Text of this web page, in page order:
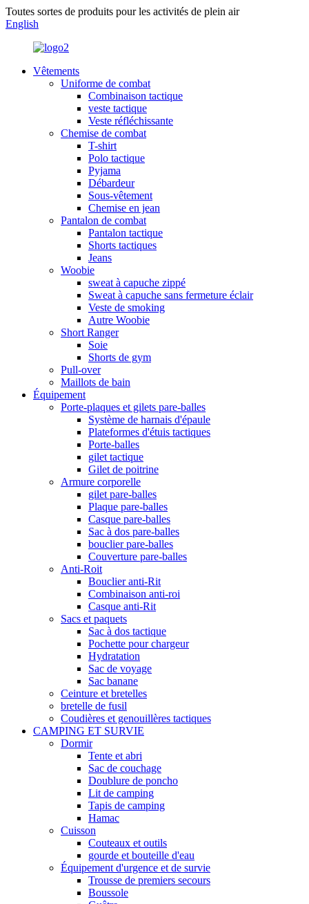
Toutes sortes de produits pour les activités de plein air
English
Vêtements
Uniforme de combat
Combinaison tactique
veste tactique
Veste réfléchissante
Chemise de combat
T-shirt
Polo tactique
Pyjama
Débardeur
Sous-vêtement
Chemise en jean
Pantalon de combat
Pantalon tactique
Shorts tactiques
Jeans
Woobie
sweat à capuche zippé
Sweat à capuche sans fermeture éclair
Veste de smoking
Autre Woobie
Short Ranger
Soie
Shorts de gym
Pull-over
Maillots de bain
Équipement
Porte-plaques et gilets pare-balles
Système de harnais d'épaule
Plateformes d'étuis tactiques
Porte-balles
gilet tactique
Gilet de poitrine
Armure corporelle
gilet pare-balles
Plaque pare-balles
Casque pare-balles
Sac à dos pare-balles
bouclier pare-balles
Couverture pare-balles
Anti-Roit
Bouclier anti-Rit
Combinaison anti-roi
Casque anti-Rit
Sacs et paquets
Sac à dos tactique
Pochette pour chargeur
Hydratation
Sac de voyage
Sac banane
Ceinture et bretelles
bretelle de fusil
Coudières et genouillères tactiques
CAMPING ET SURVIE
Dormir
Tente et abri
Sac de couchage
Doublure de poncho
Lit de camping
Tapis de camping
Hamac
Cuisson
Couteaux et outils
gourde et bouteille d'eau
Équipement d'urgence et de survie
Trousse de premiers secours
Boussole